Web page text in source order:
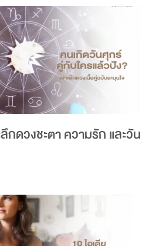
กดวงชะตา ความรัก และวัน